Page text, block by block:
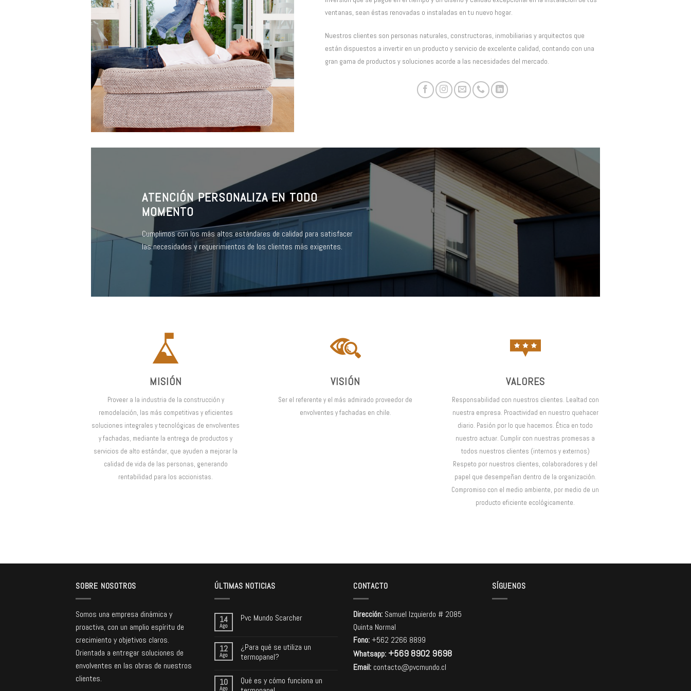
ventanas, sean éstas renovadas o instaladas en tu nuevo hogar.
Nuestros clientes son personas naturales, constructoras, inmobiliarias y arquitectos que
están dispuestos a invertir en un producto y servicio de excelente calidad, contando con una
gran gama de productos y soluciones acorde a las necesidades del mercado.
ATENCIÓN PERSONALIZA EN TODO
MOMENTO
Cumplimos con los más altos estándares de calidad para satisfacer
las necesidades y requerimientos de los clientes más exigentes.
MISIÓN
Proveer a la industria de la construcción y
remodelación, las más competitivas y eficientes
soluciones integrales y tecnológicas de envolventes
y fachadas, mediante la entrega de productos y
servicios de alto estándar, que ayuden a mejorar la
calidad de vida de las personas, generando
rentabilidad para los accionistas.
VISIÓN
Ser el referente y el más admirado proveedor de
envolventes y fachadas en chile.
VALORES
Responsabilidad con nuestros clientes. Lealtad con
nuestra empresa. Proactividad en nuestro quehacer
diario. Pasión por lo que hacemos. Ética en todo
nuestro actuar. Cumplir con nuestras promesas a
todos nuestros clientes (internos y externos)
Respeto por nuestros clientes, colaboradores y del
papel que desempeñan dentro de la organización.
Compromiso con el medio ambiente, por medio de un
producto eficiente ecológicamente.
SOBRE NOSOTROS
Somos una empresa dinámica y
proactiva, con un amplio espíritu de
crecimiento y objetivos claros.
Orientada a entregar soluciones de
envolventes en las obras de nuestros
clientes.
ÚLTIMAS NOTICIAS
14
Ago
Pvc Mundo Scarcher
12
Ago
¿Para qué se utiliza un
termopanel?
10
Ago
Qué es y cómo funciona un
CONTACTO
Dirección: Samuel Izquierdo # 2085
Quinta Normal
Fono:+562 2266 8899
Whatsapp: +569 8902 9698
Email: contacto@pvcmundo.cl
SÍGUENOS